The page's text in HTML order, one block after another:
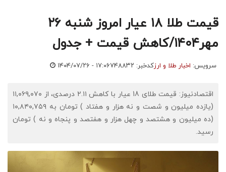
قیمت طلا ۱۸ عیار امروز شنبه ۲۶
مهر۱۴۰۴/کاهش قیمت + جدول
سرویس: اخبار طلا و ارزکدخبر: ۷۴۸۸۳۲ ۱۴۰۴/۰۷/۲۶ - ۱۷:۰۶
اقتصادنیوز: قیمت طلای 18 عیار با کاهش ۲.۱۱ درصدی، از ۱۱,۰۶۹,۰۷۰
(یازده میلیون و شصت و نه هزار و هفتاد ) تومان به ۱۰,۸۴۰,۷۵۹
(ده میلیون و هشتصد و چهل هزار و هفتصد و پنجاه و نه ) تومان
رسید.